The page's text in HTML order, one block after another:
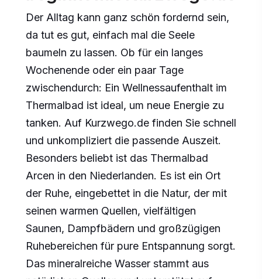
Der Alltag kann ganz schön fordernd sein,
da tut es gut, einfach mal die Seele
baumeln zu lassen. Ob für ein langes
Wochenende oder ein paar Tage
zwischendurch: Ein Wellnessaufenthalt im
Thermalbad ist ideal, um neue Energie zu
tanken. Auf Kurzwego.de finden Sie schnell
und unkompliziert die passende Auszeit.
Besonders beliebt ist das Thermalbad
Arcen in den Niederlanden. Es ist ein Ort
der Ruhe, eingebettet in die Natur, der mit
seinen warmen Quellen, vielfältigen
Saunen, Dampfbädern und großzügigen
Ruhebereichen für pure Entspannung sorgt.
Das mineralreiche Wasser stammt aus